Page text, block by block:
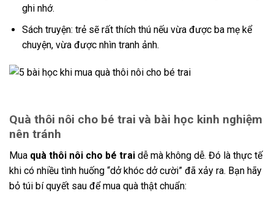
ghi nhớ.
Sách truyện: trẻ sẽ rất thích thú nếu vừa được ba mẹ kể
chuyện, vừa được nhìn tranh ảnh.
Quà thôi nôi cho bé trai và bài học kinh nghiệm
nên tránh
Mua quà thôi nôi cho bé trai dễ mà không dễ. Đó là thực tế
khi có nhiều tình huống “dở khóc dở cười” đã xảy ra. Bạn hãy
bỏ túi bí quyết sau để mua quà thật chuẩn: